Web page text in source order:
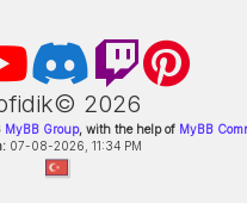
2026
MyBB Group, with the help of MyBB
07-08-2026, 11:34 PM